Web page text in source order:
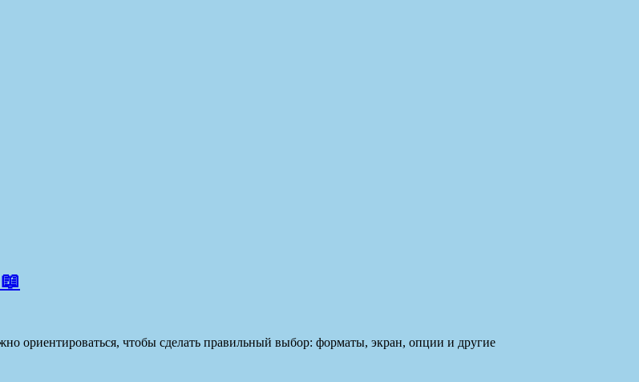
ориентироваться, чтобы сделать правильный выбор: форматы, экран, опции и другие